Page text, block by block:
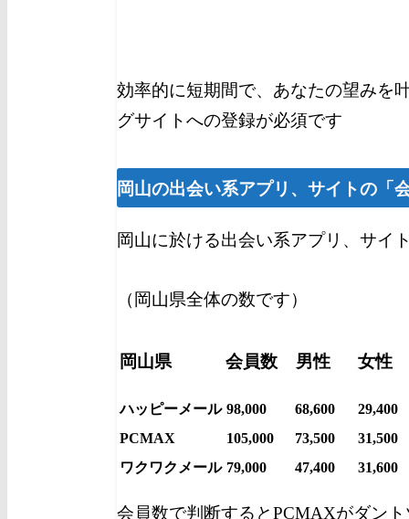
効率的に短期間で、あなたの望みを
グサイトへの登録が必須です
岡山の出会い系アプリ、サイトの「
岡山に於ける出会い系アプリ、サイ
（岡山県全体の数です）
岡山県 会員数 男性 女性
ハッピーメール 98,000 68,600
29,400
PCMAX
105,000 73,500
31,500
ワクワクメール 79,000 47,400 31,600
会員数で判断するとPCMAXがダン